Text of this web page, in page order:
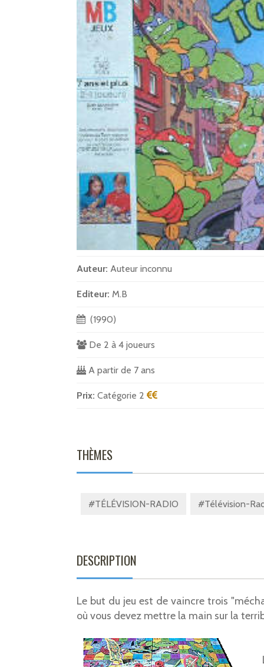
Auteur: Auteur inconnu
Editeur: M.B
(1990)
De 2 à 4 joueurs
A partir de 7 ans
Prix: Catégorie 2
THÈMES
#TÉLÉVISION-RADIO #Télévision-
DESCRIPTION
Le but du jeu est de vaincre trois
où vous devez mettre la main sur la